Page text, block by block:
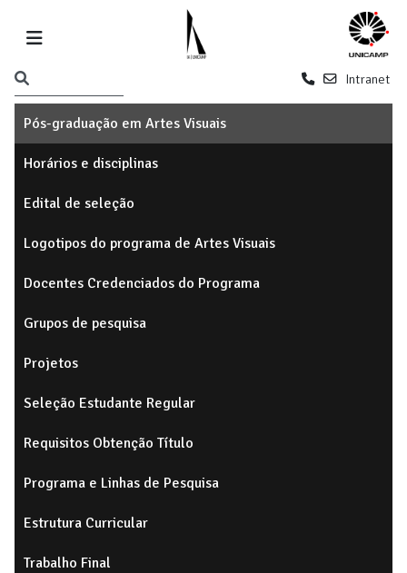
Intranet
Pós-graduação em Artes Visuais
Horários e disciplinas
Edital de seleção
Logotipos do programa de Artes Visuais
Docentes Credenciados do Programa
Grupos de pesquisa
Projetos
Seleção Estudante Regular
Requisitos Obtenção Título
Programa e Linhas de Pesquisa
Estrutura Curricular
Trabalho Final